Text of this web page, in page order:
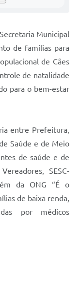
Municipal
de famílias para
de Cães
de natalidade
para o bem-estar
entre Prefeitura,
Saúde e de Meio
de saúde e de
SESC-
da ONG “É o
de baixa renda,
por médicos